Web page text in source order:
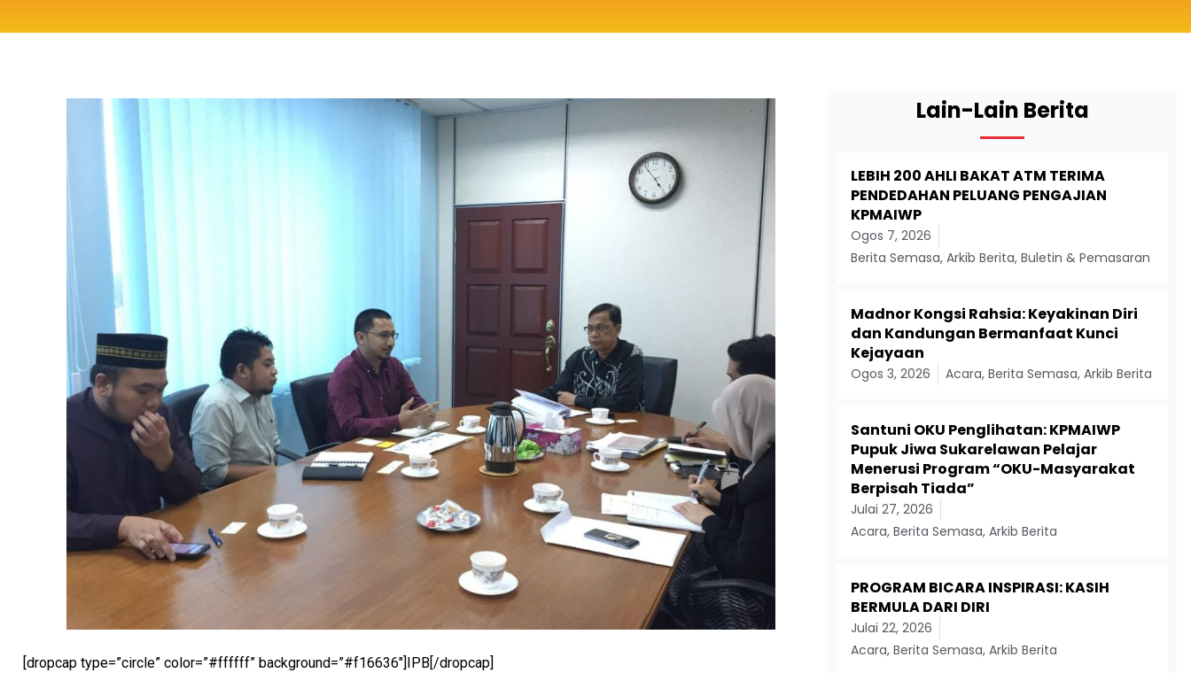
[dropcap type=”circle” color=”#ffffff” background=”#f16636″]IPB[/dropcap]
Lain-Lain Berita
LEBIH 200 AHLI BAKAT ATM TERIMA
PENDEDAHAN PELUANG PENGAJIAN
KPMAIWP
Ogos 7, 2026
Berita Semasa,Arkib Berita,Buletin & Pemasaran
Madnor Kongsi Rahsia: Keyakinan Diri
dan Kandungan Bermanfaat Kunci
Kejayaan
Ogos 3, 2026 Acara,Berita Semasa,Arkib Berita
Santuni OKU Penglihatan: KPMAIWP
Pupuk Jiwa Sukarelawan Pelajar
Menerusi Program “OKU-Masyarakat
Berpisah Tiada”
Julai 27, 2026
Acara,Berita Semasa,Arkib Berita
PROGRAM BICARA INSPIRASI: KASIH
BERMULA DARI DIRI
Julai 22, 2026
Acara,Berita Semasa,Arkib Berita